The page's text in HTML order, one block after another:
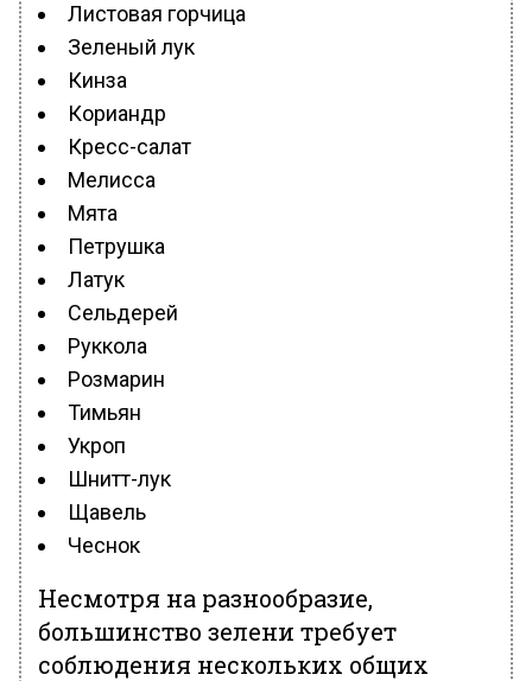
Листовая горчица
Зеленый лук
Кинза
Кориандр
Кресс-салат
Мелисса
Мята
Петрушка
Латук
Сельдерей
Руккола
Розмарин
Тимьян
Укроп
Шнитт-лук
Щавель
Чеснок
Несмотря на разнообразие,
большинство зелени требует
соблюдения нескольких общих